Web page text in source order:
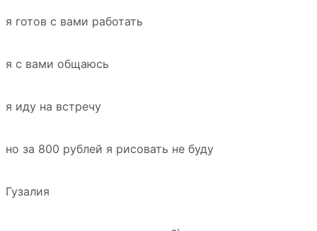
я готов с вами работать
я с вами общаюсь
я иду на встречу
но за 800 рублей я рисовать не буду
Гузалия